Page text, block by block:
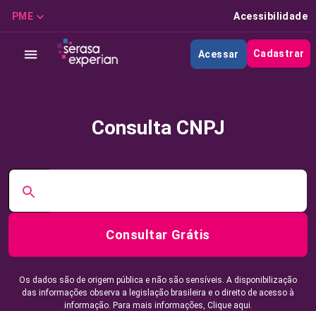
PME Acessibilidade
Acessar Cadastrar
Consulta CNPJ
Consultar Grátis
Os dados são de origem pública e não são sensíveis. A disponibilização
das informações observa a legislação brasileira e o direito de acesso à
informação. Para mais informações, Clique aqui.